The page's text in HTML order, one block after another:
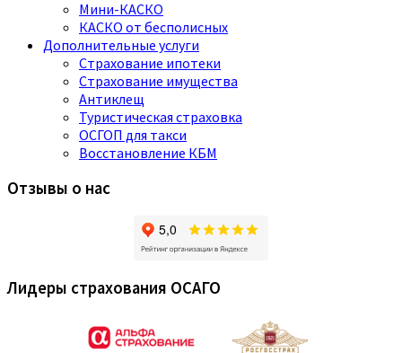
Мини-КАСКО
КАСКО от бесполисных
Дополнительные услуги
Страхование ипотеки
Страхование имущества
Антиклещ
Туристическая страховка
ОСГОП для такси
Восстановление КБМ
Отзывы о нас
Лидеры страхования ОСАГО